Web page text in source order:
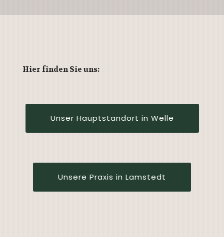
Hier finden Sie uns:
Unser Hauptstandort in Welle
Unsere Praxis in Lamstedt